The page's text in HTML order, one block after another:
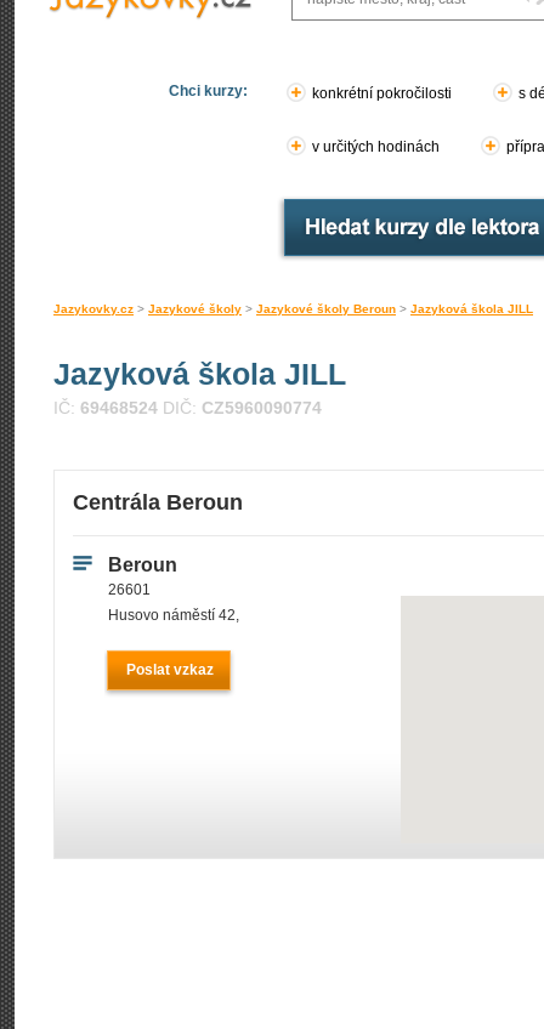
Chci kurzy: konkrétní pokročilosti s
v určitých hodinách
Jazykovky.cz > Jazykové školy > Jazykové školy Beroun > Jazyková škola JILL
Jazyková škola JILL
IČ: 69468524 DIČ: CZ5960090774
Centrála Beroun
Beroun
26601
Husovo náměstí 42,
Poslat vzkaz